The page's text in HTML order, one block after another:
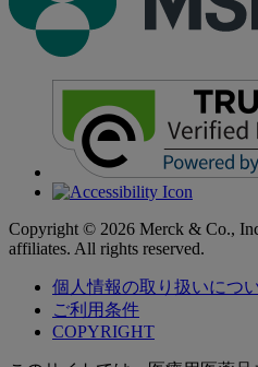
Copyright © 2026 Merck & Co.,
affiliates. All rights reserved.
個人情報の取り扱いにつ
ご利用条件
COPYRIGHT